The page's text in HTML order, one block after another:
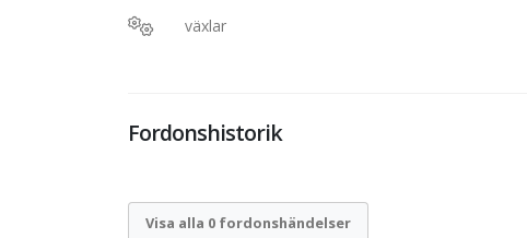
växlar
Fordonshistorik
Visa alla 0 fordonshändelser